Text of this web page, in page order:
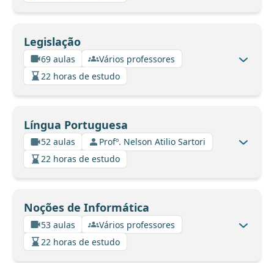
Legislação
69 aulas
Vários professores
22 horas de estudo
Língua Portuguesa
52 aulas
Profº. Nelson Atilio Sartori
22 horas de estudo
Noções de Informática
53 aulas
Vários professores
22 horas de estudo